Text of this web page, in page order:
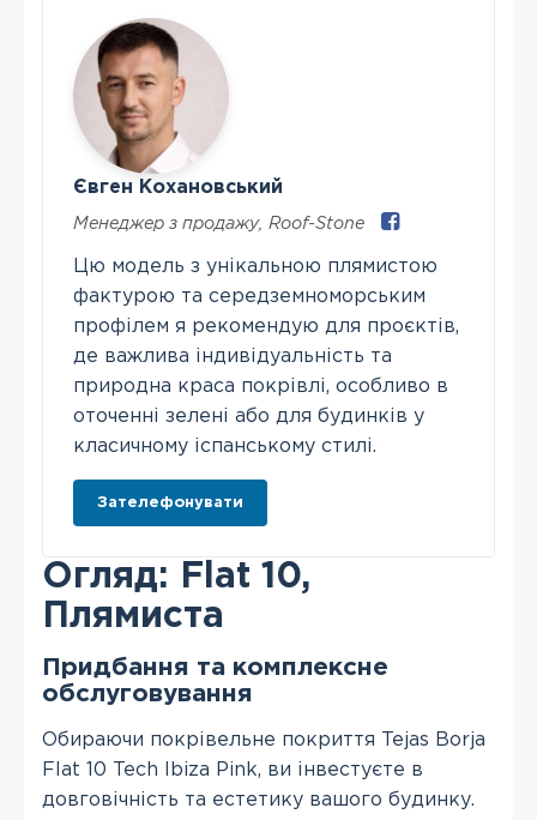
Євген Кохановський
Менеджер з продажу, Roof-Stone
Цю модель з унікальною плямистою
фактурою та середземноморським
профілем я рекомендую для проєктів,
де важлива індивідуальність та
природна краса покрівлі, особливо в
оточенні зелені або для будинків у
класичному іспанському стилі.
Зателефонувати
Огляд: Flat 10,
Плямиста
Придбання та комплексне
обслуговування
Обираючи покрівельне покриття Tejas Borja
Flat 10 Tech Ibiza Pink, ви інвестуєте в
довговічність та естетику вашого будинку.